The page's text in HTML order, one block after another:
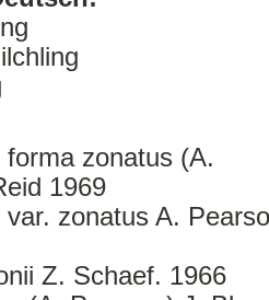
zonatus (A.
1969
zonatus A.
Z. Schaef. 1966